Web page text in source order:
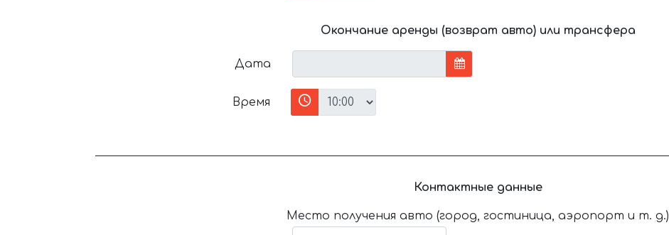
Окончание аренды (возврат авто) или трансфера
Дата
Время
Контактные данные
Место получения авто (город, гостиница, аэропорт и т. д.)